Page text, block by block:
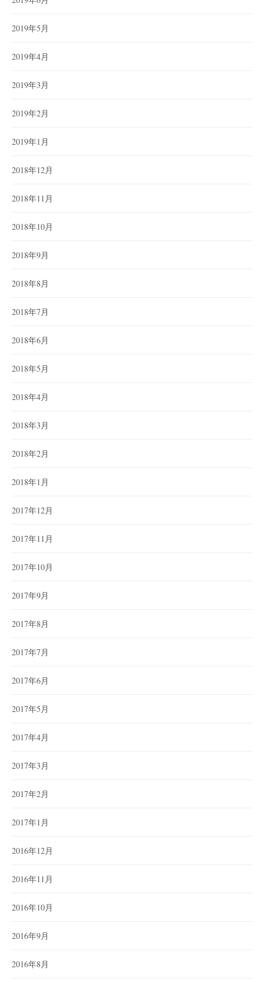
2019年5月
2019年4月
2019年3月
2019年2月
2019年1月
2018年12月
2018年11月
2018年10月
2018年9月
2018年8月
2018年7月
2018年6月
2018年5月
2018年4月
2018年3月
2018年2月
2018年1月
2017年12月
2017年11月
2017年10月
2017年9月
2017年8月
2017年7月
2017年6月
2017年5月
2017年4月
2017年3月
2017年2月
2017年1月
2016年12月
2016年11月
2016年10月
2016年9月
2016年8月